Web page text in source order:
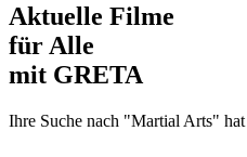
Aktuelle Filme
für Alle
mit GRETA
Ihre Suche nach "Martial Arts"